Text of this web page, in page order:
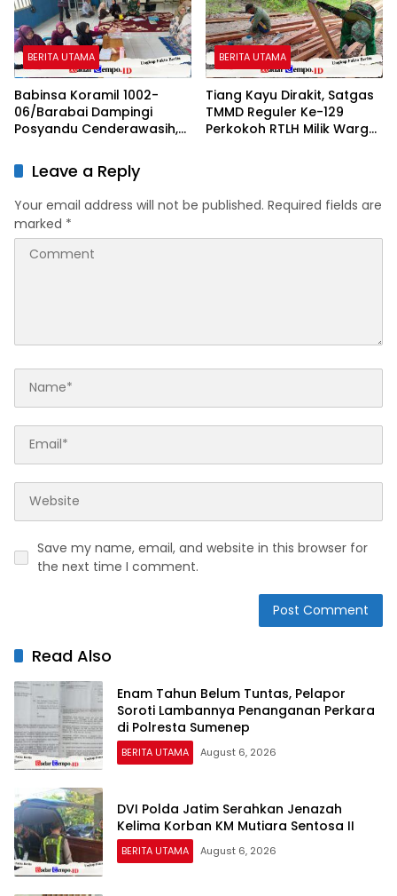
BERITA UTAMA
Babinsa Koramil 1002-
06/Barabai Dampingi
Posyandu Cenderawasih,
Stunting
BERITA UTAMA
Tiang Kayu Dirakit, Satgas
TMMD Reguler Ke-129
Perkokoh RTLH Milik Warga
Leave a Reply
Your email address will not be published. Required fields are
marked *
Save my name, email, and website in this browser for
the next time I comment.
Read Also
Enam Tahun Belum Tuntas, Pelapor
Soroti Lambannya Penanganan Perkara
di Polresta Sumenep
BERITA UTAMA August 6, 2026
DVI Polda Jatim Serahkan Jenazah
Kelima Korban KM Mutiara Sentosa II
BERITA UTAMA August 6, 2026